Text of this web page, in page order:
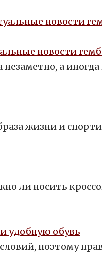
новости
а
жизни и
ли носить
удобную обувь
поэтому